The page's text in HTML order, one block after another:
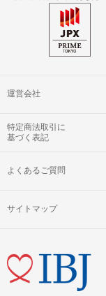
運営会社
特定商法取引に
基づく表記
よくあるご質問
サイトマップ